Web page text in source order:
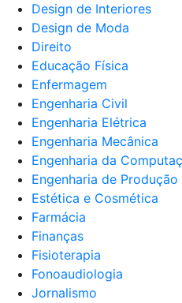
Design de Interiores
Design de Moda
Direito
Educação Física
Enfermagem
Engenharia Civil
Engenharia Elétrica
Engenharia Mecânica
Engenharia da
Engenharia de Produção
Estética e Cosmética
Farmácia
Finanças
Fisioterapia
Fonoaudiologia
Jornalismo